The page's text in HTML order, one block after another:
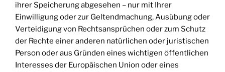
ihrer Speicherung abgesehen – nur mit Ihrer
Einwilligung oder zur Geltendmachung, Ausübung oder
Verteidigung von Rechtsansprüchen oder zum Schutz
der Rechte einer anderen natürlichen oder juristischen
Person oder aus Gründen eines wichtigen öffentlichen
Interesses der Europäischen Union oder eines